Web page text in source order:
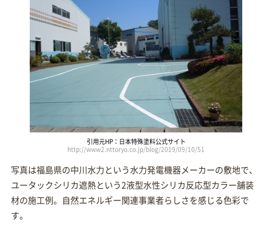
引用元HP：日本特殊塗料公式サイト
http://www2.nttoryo.co.jp/blog/2019/09/10/51
写真は福島県の中川水力という水力発電機器メーカーの敷地で、
ユータックシリカ遮熱という2液型水性シリカ反応型カラー舗装
材の施工例。自然エネルギー関連事業者らしさを感じる色彩で
す。